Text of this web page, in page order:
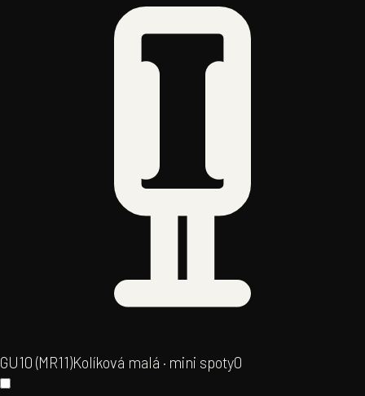
GU10 (MR11)Kolíková malá · mini spoty0